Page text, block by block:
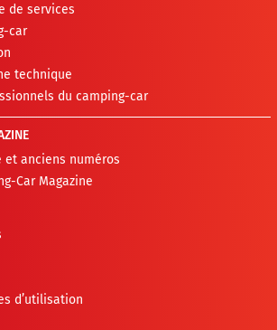
de services
car
technique
du camping-car
et anciens numéros
Car Magazine
d’utilisation